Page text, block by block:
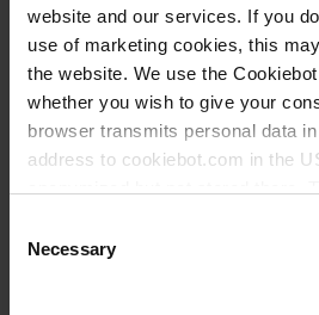
website and our services. If you
use of marketing cookies, this
the website. We use the
whether you wish to give your
browser transmits personal data
address to cookiebot.com in the
follow your cookie preferences for
privacy level in the USA does not
standards, and it cannot be
Selection
Necessary
Toxic Enforcement Act
of 1986 » (loi de 1986
sur la sécurité de l'eau
potable et la lutte
contre les substances
toxiques).
de